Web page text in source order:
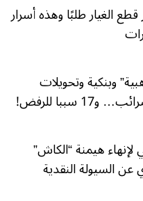
قطع الغيار طلبًا وهذه أسرار
وبنكية وتحويلات
سببا للرفض!
هيمنة “الكاش”
عن السيولة النقدية